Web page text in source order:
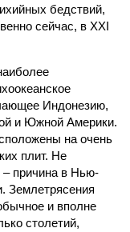
бедствий,
сейчас, в XXI
Индонезию,
и Южной Америки.
на очень
плит. Не
причина в Нью-
Землетрясения
и вполне
столетий,